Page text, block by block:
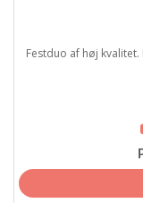
Festduo af høj